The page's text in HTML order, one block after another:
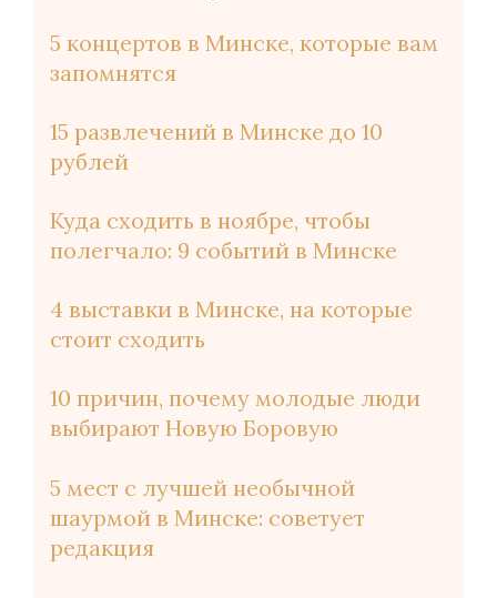
5 концертов в Минске, которые вам
запомнятся
15 развлечений в Минске до 10
рублей
Куда сходить в ноябре, чтобы
полегчало: 9 событий в Минске
4 выставки в Минске, на которые
стоит сходить
10 причин, почему молодые люди
выбирают Новую Боровую
5 мест с лучшей необычной
шаурмой в Минске: советует
редакция